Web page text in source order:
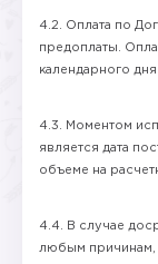
4.2. Оплата по
предоплаты.
календарного
4.3. Моментом
является дата
объеме на
4.4. В случае
любым причинам,